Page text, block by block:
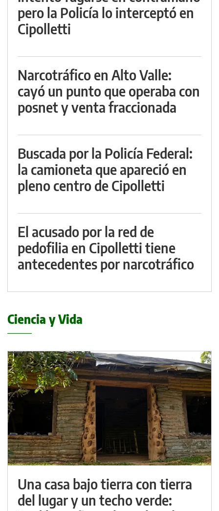
pero la Policía lo interceptó en
Cipolletti
Narcotráfico en Alto Valle:
cayó un punto que operaba con
posnet y venta fraccionada
Buscada por la Policía Federal:
la camioneta que apareció en
pleno centro de Cipolletti
El acusado por la red de
pedofilia en Cipolletti tiene
antecedentes por narcotráfico
Ciencia y Vida
Una casa bajo tierra con tierra
del lugar y un techo verde: